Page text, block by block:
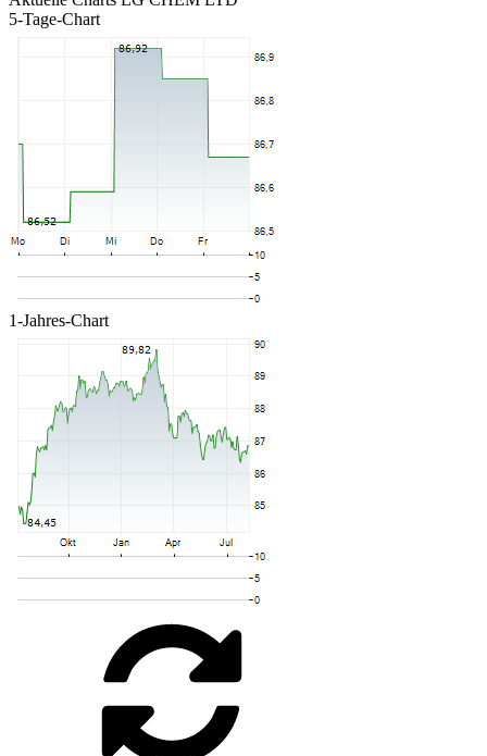
5-Tage-Chart
1-Jahres-Chart